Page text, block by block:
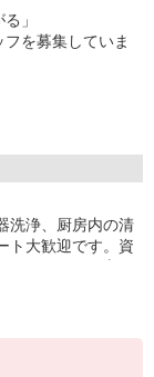
」
を募集していま
ら、無理なく働
心。
の暮らしを支え
食事づくりを支
洗浄、厨房内の清
ト大歓迎です。資
ートしますのでご